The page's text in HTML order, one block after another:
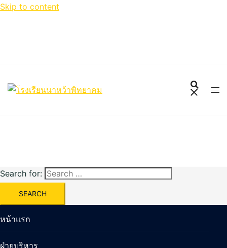
Skip to content
Search for:
หน้าแรก
ฝ่ายบริหาร